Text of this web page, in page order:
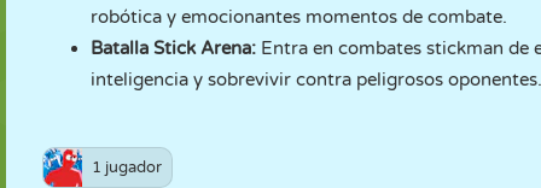
robótica y emocionantes momentos de combate.
Batalla Stick Arena: Entra en combates stickman de
inteligencia y sobrevivir contra peligrosos oponentes.
1 jugador